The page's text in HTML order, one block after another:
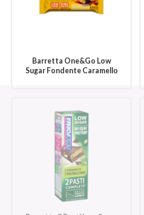
Barretta One&Go Low
Sugar Fondente Caramello